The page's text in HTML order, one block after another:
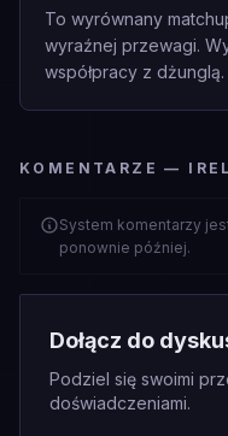
To wyrównany
wyraźnej przewagi.
współpracy z dżunglą.
KOMENTARZE —
System komentarzy
ponownie później.
Dołącz do
Podziel się swoimi
doświadczeniami.